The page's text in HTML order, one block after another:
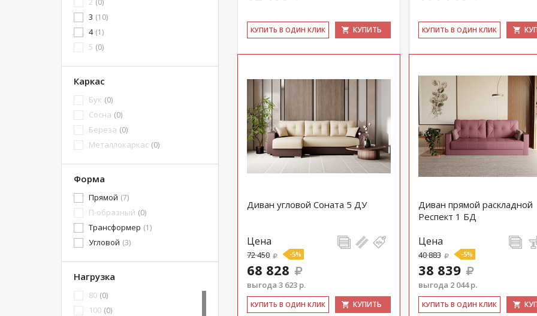
КУ­ПИТЬ В ОДИН КЛИК КУПИТЬ КУ­ПИТЬ В ОДИН КЛИК
Диван угловой Соната 5 ДУ
Цена
72 450 -5%
68 828
выгода 3 623 р.
КУ­ПИТЬ В ОДИН КЛИК КУПИТЬ
Диван прямой раскладной
Респект 1 БД
Цена
40 883 -5%
38 839
выгода 2 044 р.
КУ­ПИТЬ В ОДИН КЛИК
(0)
3 (10)
4 (1)
5 (0)
Каркас
Бук (0)
Сосна (0)
Береза (0)
Металлокаркас (0)
Форма
Прямой (7)
П-образный (0)
Трансформер (1)
Угловой (3)
Нагрузка
80 (0)
100 (0)